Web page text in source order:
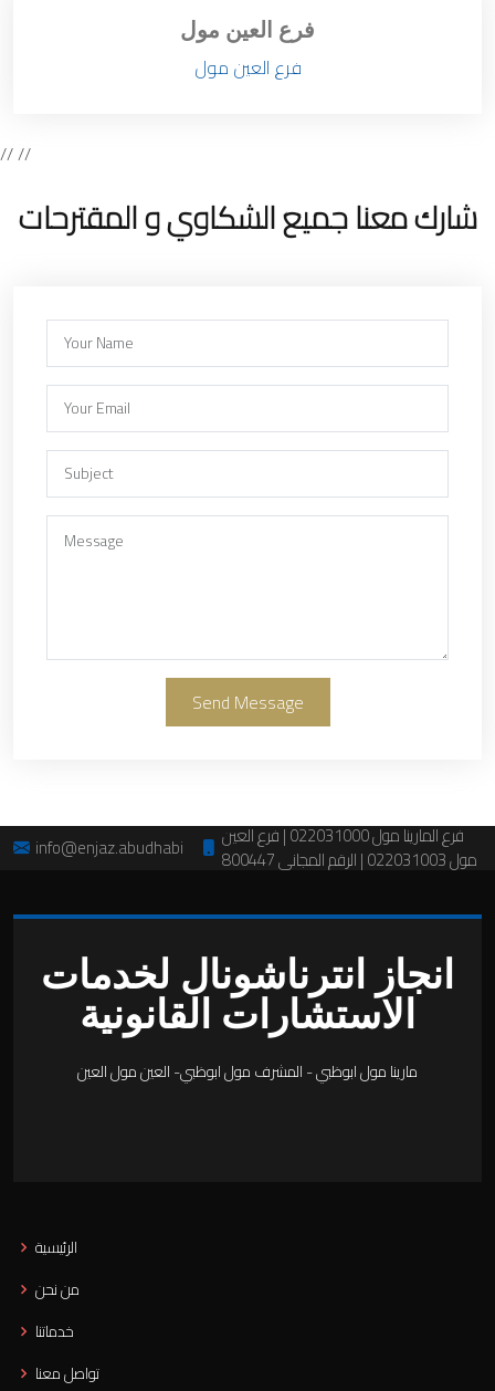
فرع العين مول
فرع العين مول
////
شارك معنا جميع الشكاوي و المقترحات
Send Message
info@enjaz.abudhabi فرع المارينا مول 022031000 | فرع العين
مول 022031003 | الرقم المجاني 800447
انجاز انترناشونال لخدمات
الاستشارات القانونية
مارينا مول ابوظبي - المشرف مول ابوظبي- العين مول العين
الرئيسية
من نحن
خدماتنا
تواصل معنا